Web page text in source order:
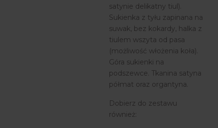
satynie delikatny tiul).
Sukienka z tyłu zapinana na
suwak, bez kokardy, halka z
tiulem wszyta od pasa
(możliwość włożenia koła).
Góra sukienki na
podszewce. Tkanina satyna
półmat oraz organtyna.
Dobierz do zestawu
również: